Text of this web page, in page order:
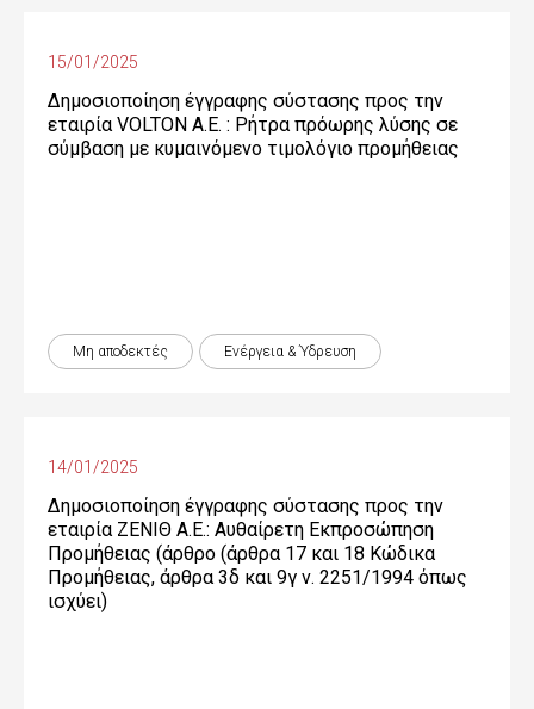
15/01/2025
Δημοσιοποίηση έγγραφης σύστασης προς την
εταιρία VOLTON Α.Ε. : Ρήτρα πρόωρης λύσης σε
σύμβαση με κυμαινόμενο τιμολόγιο προμήθειας
Μη αποδεκτές Ενέργεια & Ύδρευση
14/01/2025
Δημοσιοποίηση έγγραφης σύστασης προς την
εταιρία ΖΕΝΙΘ Α.Ε.: Αυθαίρετη Εκπροσώπηση
Προμήθειας (άρθρο (άρθρα 17 και 18 Κώδικα
Προμήθειας, άρθρα 3δ και 9γ ν. 2251/1994 όπως
ισχύει)